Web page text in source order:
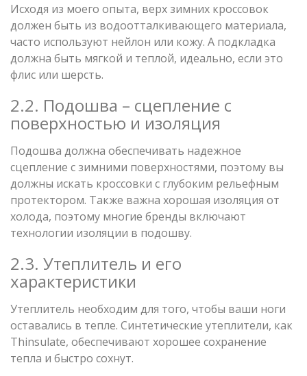
Исходя из моего опыта, верх зимних кроссовок
должен быть из водоотталкивающего материала,
часто используют нейлон или кожу. А подкладка
должна быть мягкой и теплой, идеально, если это
флис или шерсть.
2.2. Подошва – сцепление с
поверхностью и изоляция
Подошва должна обеспечивать надежное
сцепление с зимними поверхностями, поэтому вы
должны искать кроссовки с глубоким рельефным
протектором. Также важна хорошая изоляция от
холода, поэтому многие бренды включают
технологии изоляции в подошву.
2.3. Утеплитель и его
характеристики
Утеплитель необходим для того, чтобы ваши ноги
оставались в тепле. Синтетические утеплители, как
Thinsulate, обеспечивают хорошее сохранение
тепла и быстро сохнут.